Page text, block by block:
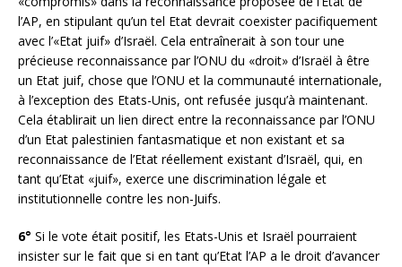
l’AP, en stipulant qu’un tel Etat devrait coexister pacifiquement
avec l’«Etat juif» d’Israël. Cela entraînerait à son tour une
précieuse reconnaissance par l’ONU du «droit» d’Israël à être
un Etat juif, chose que l’ONU et la communauté internationale,
à l’exception des Etats-Unis, ont refusée jusqu’à maintenant.
Cela établirait un lien direct entre la reconnaissance par l’ONU
d’un Etat palestinien fantasmatique et non existant et sa
reconnaissance de l’Etat réellement existant d’Israël, qui, en
tant qu’Etat «juif», exerce une discrimination légale et
institutionnelle contre les non-Juifs.
6° Si le vote était positif, les Etats-Unis et Israël pourraient
insister sur le fait que si en tant qu’Etat l’AP a le droit d’avancer